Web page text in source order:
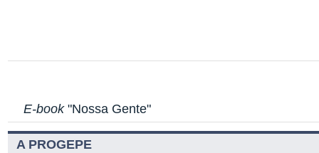
E-book"Nossa Gente"
A PROGEPE